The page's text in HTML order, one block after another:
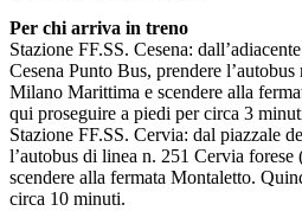
Per chi arriva in treno
Stazione FF.SS. Cesena:
Cesena Punto Bus, prendere
Milano Marittima e scendere alla
qui proseguire a piedi per circa 3
Stazione FF.SS. Cervia: dal piazzale
l’autobus di linea n. 251 Cervia forese
scendere alla fermata Montaletto.
circa 10 minuti.